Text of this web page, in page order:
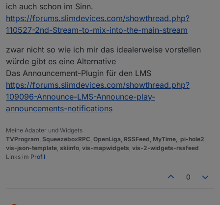
ich auch schon im Sinn.
https://forums.slimdevices.com/showthread.php?
110527-2nd-Stream-to-mix-into-the-main-stream
zwar nicht so wie ich mir das idealerweise vorstellen
würde gibt es eine Alternative
Das Announcement-Plugin für den LMS
https://forums.slimdevices.com/showthread.php?
109096-Announce-LMS-Announce-play-
announcements-notifications
Meine Adapter und Widgets
TVProgram SqueezeboxRPC OpenLiga RSSFeed MyTime pi-hole2
vis-json-template skiinfo vis-mapwidgets vis-2-widgets-rssfeed
Links im Profil
0